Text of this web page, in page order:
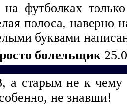
футболках
полоса, наверно
буквами
болельщик
а старым не к чему
не знавши!